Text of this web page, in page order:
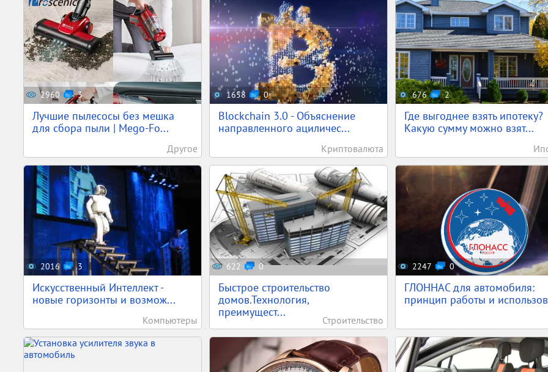
2960 3
Лучшие пылесосы без мешка
для сбора пыли | Mego-Fo...
Другое
1658 0
Blockchain 3.0 - Объяснение
направленного ациличес...
Криптовалюта
676 2
Где выгоднее взять ипотеку?
Какую сумму можно взят...
2016 3
Искусственный Интеллект -
новые горизонты и возмож...
Компьютеры
622 0
Быстрое строительство
домов.Технология,
преимущест...
Строительство
2247 0
ГЛОННАС для автомобиля:
принцип работы и